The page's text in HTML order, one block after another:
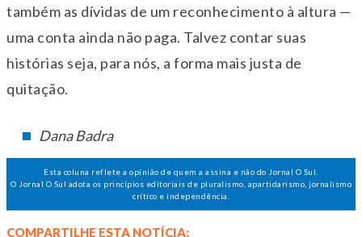
também as dívidas de um reconhecimento à altura —
uma conta ainda não paga. Talvez contar suas
histórias seja, para nós, a forma mais justa de
quitação.
Dana Badra
Esta coluna reflete a opinião de quem a assina e não do Jornal O Sul.
O Jornal O Sul adota os princípios editoriais de pluralismo, apartidarismo, jornalismo
crítico e independência.
COMPARTILHE ESTA NOTÍCIA: